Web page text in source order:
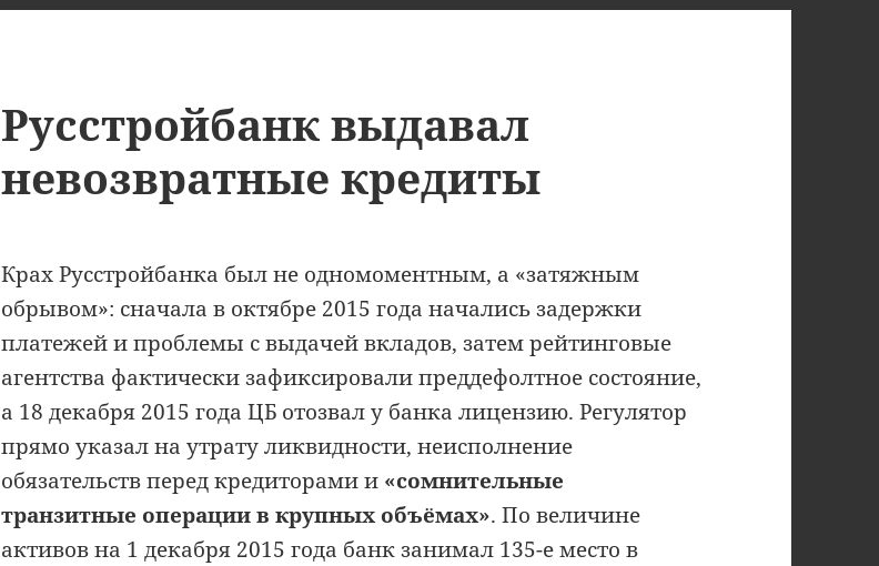
Русстройбанк выдавал
невозвратные кредиты
Крах Русстройбанка был не одномоментным, а «затяжным
обрывом»: сначала в октябре 2015 года начались задержки
платежей и проблемы с выдачей вкладов, затем рейтинговые
агентства фактически зафиксировали преддефолтное состояние,
а 18 декабря 2015 года ЦБ отозвал у банка лицензию. Регулятор
прямо указал на утрату ликвидности, неисполнение
обязательств перед кредиторами и «сомнительные
транзитные операции в крупных объёмах». По величине
активов на 1 декабря 2015 года банк занимал 135-е место в